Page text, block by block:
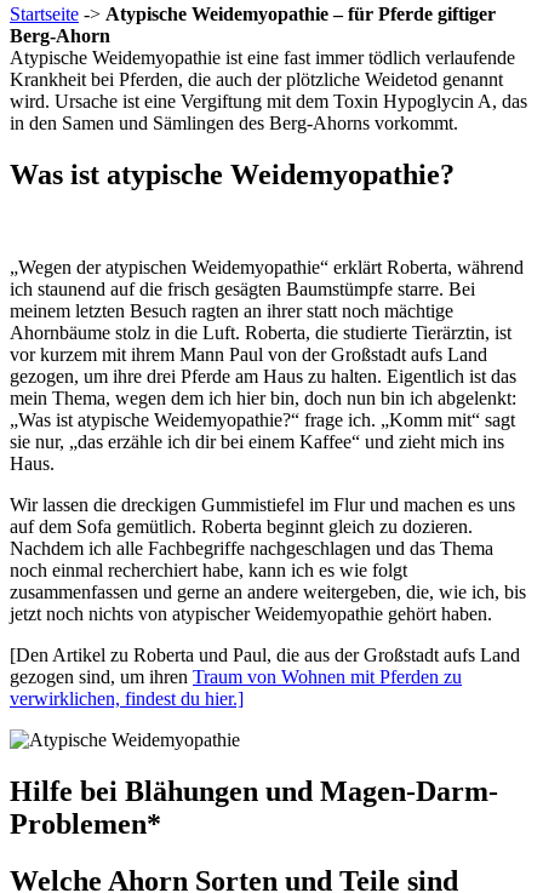
Startseite -> Atypische Weidemyopathie – für Pferde giftiger
Berg-Ahorn
Atypische Weidemyopathie ist eine fast immer tödlich verlaufende
Krankheit bei Pferden, die auch der plötzliche Weidetod genannt
wird. Ursache ist eine Vergiftung mit dem Toxin Hypoglycin A, das
in den Samen und Sämlingen des Berg-Ahorns vorkommt.
Was ist atypische Weidemyopathie?
„Wegen der atypischen Weidemyopathie“ erklärt Roberta, während
ich staunend auf die frisch gesägten Baumstümpfe starre. Bei
meinem letzten Besuch ragten an ihrer statt noch mächtige
Ahornbäume stolz in die Luft. Roberta, die studierte Tierärztin, ist
vor kurzem mit ihrem Mann Paul von der Großstadt aufs Land
gezogen, um ihre drei Pferde am Haus zu halten. Eigentlich ist das
mein Thema, wegen dem ich hier bin, doch nun bin ich abgelenkt:
„Was ist atypische Weidemyopathie?“ frage ich. „Komm mit“ sagt
sie nur, „das erzähle ich dir bei einem Kaffee“ und zieht mich ins
Haus.
Wir lassen die dreckigen Gummistiefel im Flur und machen es uns
auf dem Sofa gemütlich. Roberta beginnt gleich zu dozieren.
Nachdem ich alle Fachbegriffe nachgeschlagen und das Thema
noch einmal recherchiert habe, kann ich es wie folgt
zusammenfassen und gerne an andere weitergeben, die, wie ich, bis
jetzt noch nichts von atypischer Weidemyopathie gehört haben.
[Den Artikel zu Roberta und Paul, die aus der Großstadt aufs Land
gezogen sind, um ihren Traum von Wohnen mit Pferden zu
verwirklichen, findest du hier.]
Hilfe bei Blähungen und Magen-Darm-
Problemen*
Welche Ahorn Sorten und Teile sind